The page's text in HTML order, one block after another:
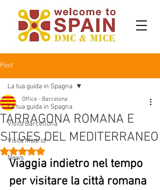
Post
La tua guida in Spagna
Visita Barcellona
Visita Madrid
News
La tua guida in Spagna
TARRAGONA ROMANA E
SITGES DEL MEDITERRANEO
Office - Barcelona
Valutazione NaN stelle su 5.
Viaggia indietro nel tempo
per visitare la città romana